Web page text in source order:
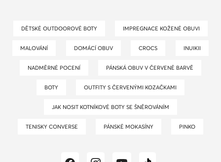
DĚTSKÉ OUTDOOROVÉ BOTY IMPREGNACE KOŽENÉ OBUVI
MALOVÁNÍ DOMÁCÍ OBUV CROCS INUIKII
NADMĚRNÉ POCENÍ PÁNSKÁ OBUV V ČERVENÉ BARVĚ
BOTY OUTFITY S ČERVENÝMI KOZAČKAMI
JAK NOSIT KOTNÍKOVÉ BOTY SE ŠNĚROVÁNÍM
TENISKY CONVERSE PÁNSKÉ MOKASÍNY PINKO